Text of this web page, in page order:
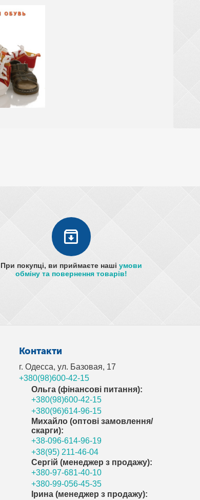
При покупці, ви приймаєте нашіумови
обміну та повернення товарів!
Контакти
г. Одесса, ул. Базовая, 17
+380(98)600-42-15
Ольга (фінансові питання):
+380(98)600-42-15
+380(96)614-96-15
Михайло (оптові замовлення/
скарги):
+38-096-614-96-19
+38(95) 211-46-04
Сергій (менеджер з продажу):
+380-97-681-40-10
+380-99-056-45-35
Ірина (менеджер з продажу):